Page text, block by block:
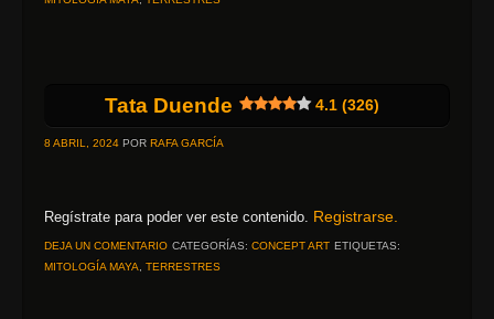
Tata Duende 4.1 (326)
8 ABRIL, 2024 POR RAFA GARCÍA
Regístrate para poder ver este contenido. Registrarse.
DEJA UN COMENTARIO CATEGORÍAS: CONCEPT ART ETIQUETAS:
MITOLOGÍA MAYA
TERRESTRES